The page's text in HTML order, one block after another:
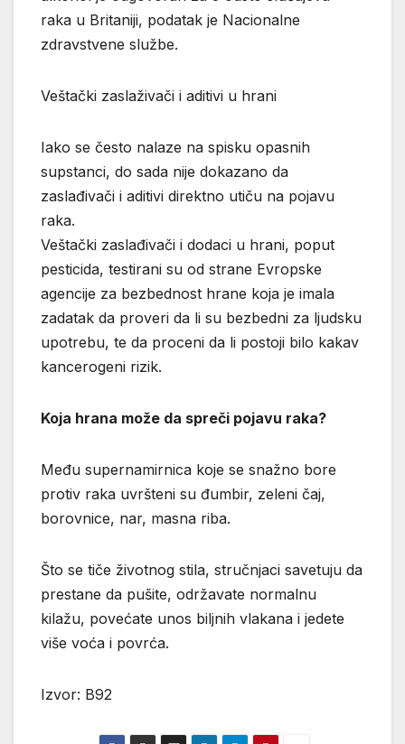
raka u Britaniji, podatak je Nacionalne
zdravstvene službe.
Veštački zaslaživači i aditivi u hrani
Iako se često nalaze na spisku opasnih
supstanci, do sada nije dokazano da
zaslađivači i aditivi direktno utiču na pojavu
raka.
Veštački zaslađivači i dodaci u hrani, poput
pesticida, testirani su od strane Evropske
agencije za bezbednost hrane koja je imala
zadatak da proveri da li su bezbedni za ljudsku
upotrebu, te da proceni da li postoji bilo kakav
kancerogeni rizik.
Koja hrana može da spreči pojavu raka?
Među supernamirnica koje se snažno bore
protiv raka uvršteni su đumbir, zeleni čaj,
borovnice, nar, masna riba.
Što se tiče životnog stila, stručnjaci savetuju da
prestane da pušite, održavate normalnu
kilažu, povećate unos biljnih vlakana i jedete
više voća i povrća.
Izvor: B92